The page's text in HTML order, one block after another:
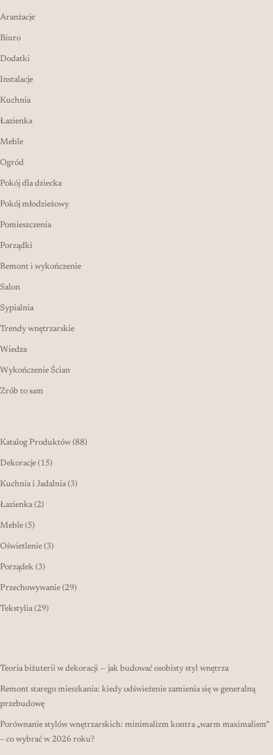
Aranżacje
Biuro
Dodatki
Instalacje
Kuchnia
Łazienka
Meble
Ogród
Pokój dla dziecka
Pokój młodzieżowy
Pomieszczenia
Porządki
Remont i wykończenie
Salon
Sypialnia
Trendy wnętrzarskie
Wiedza
Wykończenie Ścian
Zrób to sam
Katalog Produktów 8888 produktów
Dekoracje 1515 produktów
Kuchnia i Jadalnia 33 produkty
Łazienka 22 produkty
Meble 55 produktów
Oświetlenie 33 produkty
Porządek 33 produkty
Przechowywanie 2929 produktów
Tekstylia 2929 produktów
Teoria biżuterii w dekoracji — jak budować osobisty styl wnętrza
Remont starego mieszkania: kiedy odświeżenie zamienia się w generalną
przebudowę
Porównanie stylów wnętrzarskich: minimalizm kontra „warm maximalism”
– co wybrać w 2026 roku?